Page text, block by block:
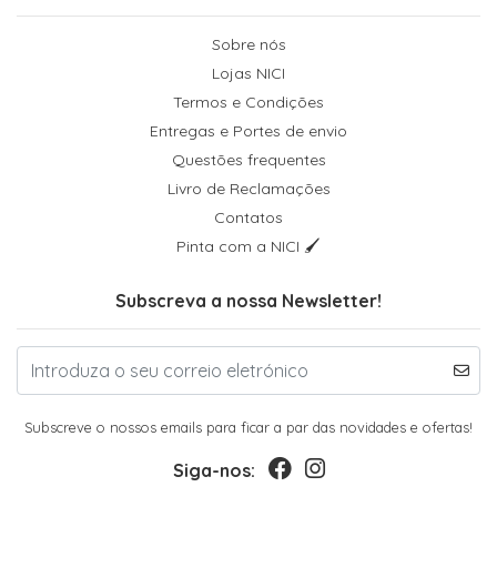
Sobre nós
Lojas NICI
Termos e Condições
Entregas e Portes de envio
Questões frequentes
Livro de Reclamações
Contatos
Pinta com a NICI 🖌
Subscreva a nossa Newsletter!
Subscreve o nossos emails para ficar a par das novidades e ofertas!
Siga-nos: